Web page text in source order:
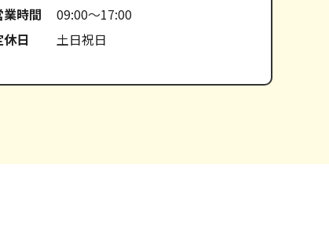
業時間
09:00～17:00
休日
土日祝日